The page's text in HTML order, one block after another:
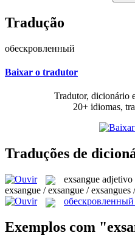
Tradução
обескровленный
Baixar o tradutor
Tradutor, dicionário
20+ idiomas,
Traduções de
exsangue adjetivo
exsangue / exsangue / exsangues
обескровленный
Exemplos com